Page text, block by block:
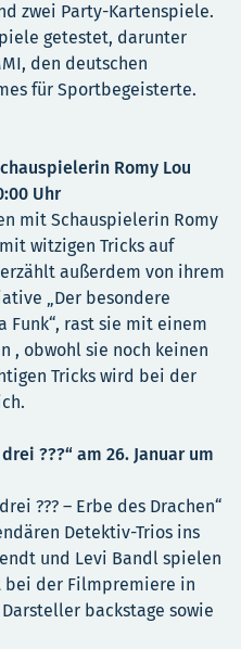
zwei Party-Kartenspiele.
getestet, darunter
den deutschen
für Sportbegeisterte.
Romy Lou
Uhr
mit Schauspielerin Romy
witzigen Tricks auf
außerdem von ihrem
„Der besondere
Funk“, rast sie mit einem
, obwohl sie noch keinen
Tricks wird bei der
???“ am 26. Januar um
??? – Erbe des Drachen“
Detektiv-Trios ins
und Levi Bandl spielen
bei der Filmpremiere in
backstage sowie